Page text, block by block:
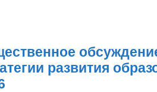
развития